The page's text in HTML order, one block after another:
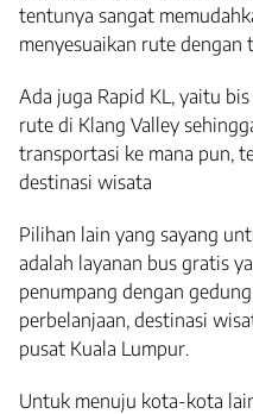
tentunya sangat
menyesuaikan rute dengan
Ada juga Rapid KL, yaitu
rute di Klang Valley
transportasi ke mana pun,
destinasi wisata
Pilihan lain yang sayang
adalah layanan bus gratis
penumpang dengan
perbelanjaan, destinasi
pusat Kuala Lumpur.
Untuk menuju kota-kota